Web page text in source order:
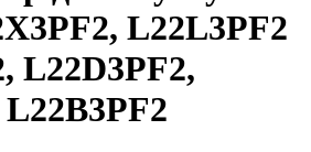
L22L3PF2
L22D3PF2,